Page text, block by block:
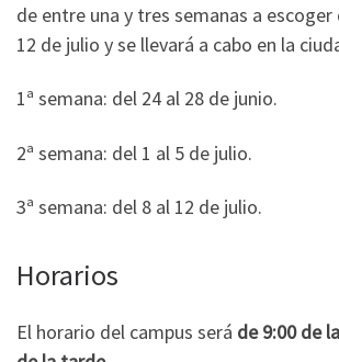
de entre una y tres semanas a
12 de julio y se llevará a cabo en la
1ª semana: del 24 al 28 de junio.
2ª semana: del 1 al 5 de julio.
3ª semana: del 8 al 12 de julio.
Horarios
El horario del campus será de 9:00 de